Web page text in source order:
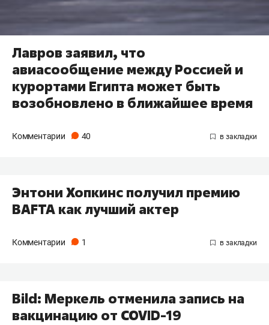
Лавров заявил, что
авиасообщение между Россией и
курортами Египта может быть
возобновлено в ближайшее время
Комментарии 40
Энтони Хопкинс получил премию
BAFTA как лучший актер
Комментарии 1
Bild: Меркель отменила запись на
вакцинацию от COVID-19